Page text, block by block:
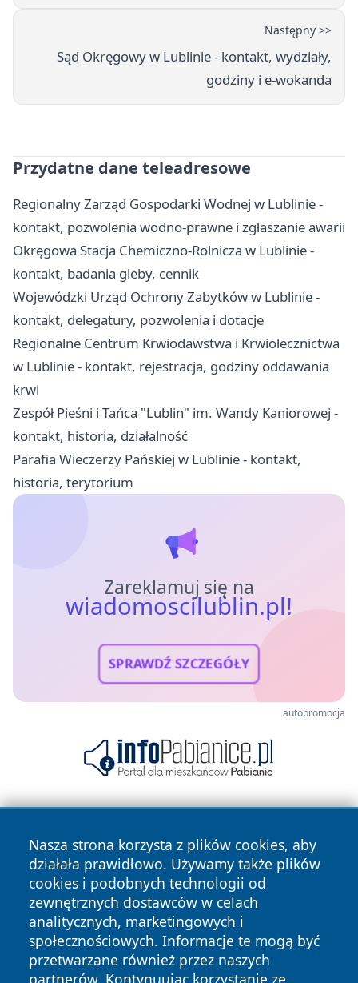
Następny >>
Sąd Okręgowy w Lublinie - kontakt, wydziały,
godziny i e-wokanda
Przydatne dane teleadresowe
Regionalny Zarząd Gospodarki Wodnej w Lublinie -
kontakt, pozwolenia wodno-prawne i zgłaszanie awarii
Okręgowa Stacja Chemiczno-Rolnicza w Lublinie -
kontakt, badania gleby, cennik
Wojewódzki Urząd Ochrony Zabytków w Lublinie -
kontakt, delegatury, pozwolenia i dotacje
Regionalne Centrum Krwiodawstwa i Krwiolecznictwa
w Lublinie - kontakt, rejestracja, godziny oddawania
krwi
Zespół Pieśni i Tańca "Lublin" im. Wandy Kaniorowej -
kontakt, historia, działalność
Parafia Wieczerzy Pańskiej w Lublinie - kontakt,
historia, terytorium
Zareklamuj się na
wiadomoscilublin.pl!
SPRAWDŹ SZCZEGÓŁY
autopromocja
Nasza strona korzysta z plików cookies, aby
działała prawidłowo. Używamy także plików
cookies i podobnych technologii od
zewnętrznych dostawców w celach
analitycznych, marketingowych i
społecznościowych. Informacje te mogą być
przetwarzane również przez naszych
partnerów. Kontynuując korzystanie ze
Copyright © 2026 wiadomoscilublin.pl Wszystkie prawa
zastrzeżone.